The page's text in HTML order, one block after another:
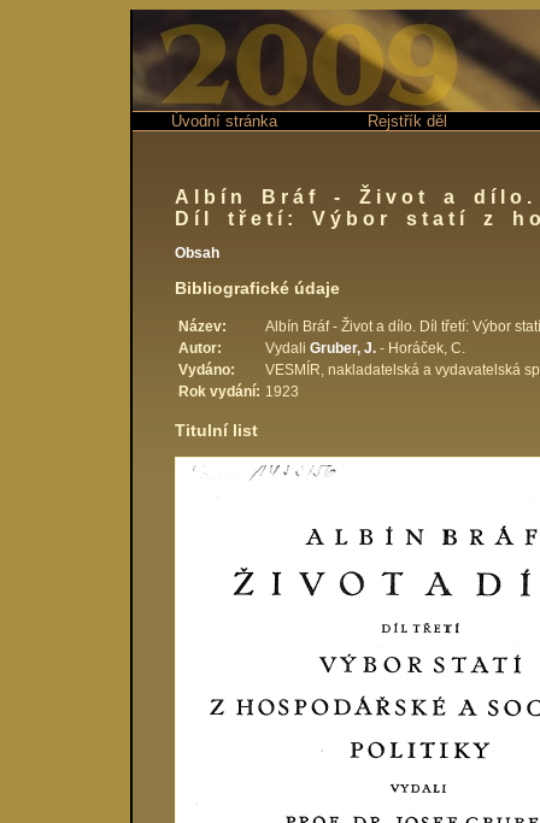
Úvodní stránka Rejstřík děl
Albín Bráf - Život a dílo.
Díl třetí: Výbor statí z
Obsah
Bibliografické údaje
Název:
Albín Bráf - Život a dílo. Díl třetí: Výbor
Autor:
Vydali Gruber, J. - Horáček, C.
Vydáno:
VESMÍR, nakladatelská a vydavatelská
Rok vydání: 1923
Titulní list